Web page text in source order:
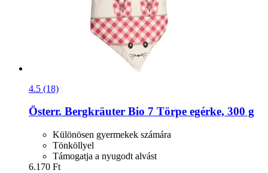
4.5 (18)
Österr. Bergkräuter Bio 7 Törpe egérke, 300 g
Különösen gyermekek számára
Tönköllyel
Támogatja a nyugodt alvást
6.170 Ft